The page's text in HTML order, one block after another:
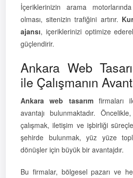
İçeriklerinizin arama
olması, sitenizin trafiğini artırır.
ajansı, içeriklerinizi optimize
güçlendirir.
Ankara Web
ile Çalışmanın
Ankara web tasarımfirmaları
avantajı bulunmaktadır.
çalışmak, iletişim ve işbirliği
şehirde bulunmak, yüz yüze
dönüşler için büyük bir avantajdır.
Bu firmalar, bölgesel pazarı ve